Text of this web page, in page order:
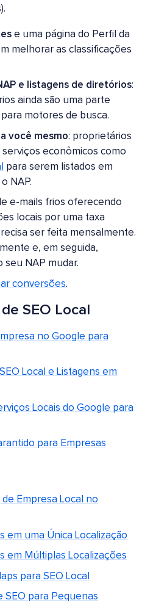
e uma página do Perfil da
melhorar as classificações
e listagens de diretórios:
ainda são uma parte
motores de busca.
você mesmo: proprietários
econômicos como
para serem listados em
NAP.
e-mails frios oferecendo
locais por uma taxa
ser feita mensalmente.
e, em seguida,
seu NAP mudar.
conversões.
SEO Local
no Google para
Local e Listagens em
Locais do Google para
para Empresas
Empresa Local no
em uma Única Localização
em Múltiplas Localizações
para SEO Local
SEO para Pequenas